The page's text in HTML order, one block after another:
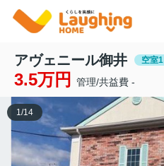
アヴェニール御井 空室1
3.5万円 管理/共益費 -
1 /14